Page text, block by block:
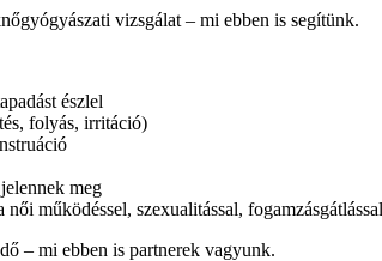
vizsgálat – mi ebben is segítünk.
észlel
folyás, irritáció)
meg
működéssel, szexualitással,
– mi ebben is partnerek vagyunk.